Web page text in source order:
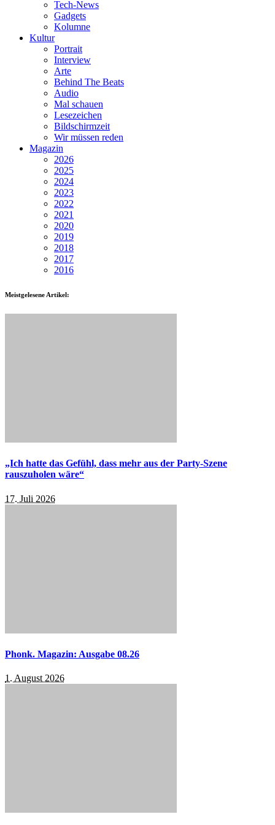
Tech-News
Gadgets
Kolumne
Kultur
Portrait
Interview
Arte
Behind The Beats
Audio
Mal schauen
Lesezeichen
Bildschirmzeit
Wir müssen reden
Magazin
2026
2025
2024
2023
2022
2021
2020
2019
2018
2017
2016
Meistgelesene Artikel:
„Ich hatte das Gefühl, dass mehr aus der Party-Szene
rauszuholen wäre“
17. Juli 2026
Phonk. Magazin: Ausgabe 08.26
1. August 2026